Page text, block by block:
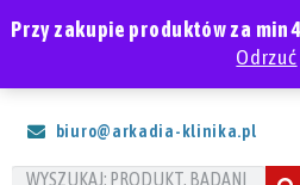
Przy zakupie produktów za min
Odrzuć
ARKADIA Klinika
biuro@arkadia-klinika.pl